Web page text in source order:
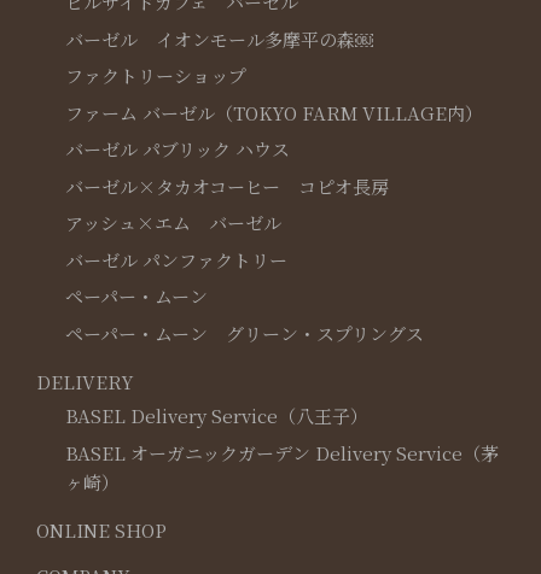
バーゼル イオンモール多摩平の森￼
ファクトリーショップ
ファーム バーゼル（TOKYO FARM VILLAGE内）
バーゼル パブリック ハウス
バーゼル×タカオコーヒー コピオ長房
アッシュ×エム バーゼル
バーゼル パンファクトリー
ペーパー・ムーン
ペーパー・ムーン グリーン・スプリングス
DELIVERY
BASEL Delivery Service（八王子）
BASEL オーガニックガーデン Delivery Service（茅
ヶ崎）
ONLINE SHOP